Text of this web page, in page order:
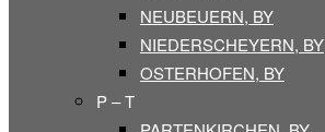
NEUBEUERN, BY
NIEDERSCHEYERN, BY
OSTERHOFEN, BY
P – T